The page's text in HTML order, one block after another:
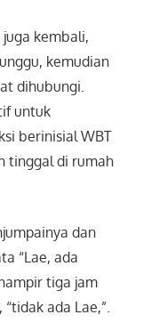
kembali,
kemudian
dihubungi.
untuk
berinisial WBT
tinggal di rumah
dan
“Lae, ada
tiga jam
ada Lae,”.